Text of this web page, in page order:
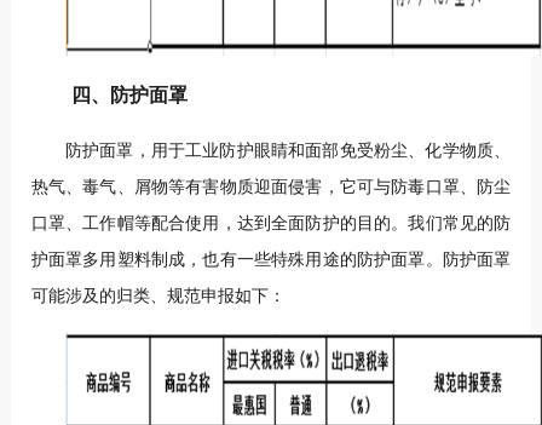
四、防护面罩
防护面罩，用于工业防护眼睛和面部免受粉尘、化学物质、
热气、毒气、屑物等有害物质迎面侵害，它可与防毒口罩、防尘
口罩、工作帽等配合使用，达到全面防护的目的。我们常见的防
护面罩多用塑料制成，也有一些特殊用途的防护面罩。防护面罩
可能涉及的归类、规范申报如下：